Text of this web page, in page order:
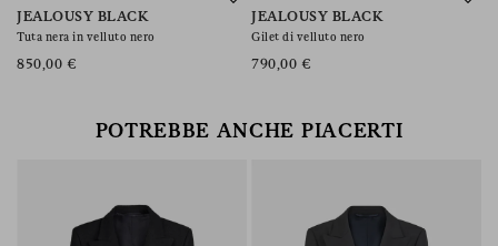
JEALOUSY BLACK
Tuta nera in velluto nero
850,00 €
JEALOUSY BLACK
Gilet di velluto nero
790,00 €
POTREBBE ANCHE PIACERTI